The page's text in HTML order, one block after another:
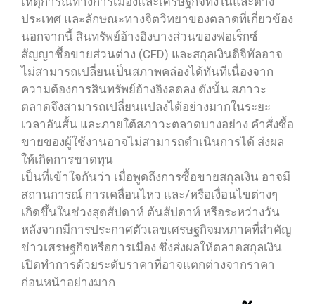
ประเทศ และลักษณะทางจิตวิทยาของตลาดที่เกี่ยวข้อง
นอกจากนี้ สินทรัพย์อ้างอิงบางส่วนของฟอเร็กซ์
สัญญาซื้อขายส่วนต่าง (CFD) และสกุลเงินดิจิทัลอาจ
ไม่สามารถเปลี่ยนเป็นสภาพคล่องได้ทันทีเนื่องจาก
ความต้องการสินทรัพย์อ้างอิงลดลง ดังนั้น สภาวะ
ตลาดจึงสามารถเปลี่ยนแปลงได้อย่างมากในระยะ
เวลาอันสั้น และภายใต้สภาวะตลาดบางอย่าง คำสั่งซื้อ
ขายของผู้ใช้งานอาจไม่สามารถดำเนินการได้ ส่งผล
ให้เกิดการขาดทุน
เป็นที่เข้าใจกันว่า เมื่อพูดถึงการซื้อขายสกุลเงิน อาจมี
สถานการณ์ การเคลื่อนไหว และ/หรือเงื่อนไขต่างๆ
เกิดขึ้นในช่วงสุดสัปดาห์ ต้นสัปดาห์ หรือระหว่างวัน
หลังจากมีการประกาศตัวเลขเศรษฐกิจมหภาคที่สำคัญ
ข่าวเศรษฐกิจหรือการเมือง ซึ่งส่งผลให้ตลาดสกุลเงิน
เปิดทำการด้วยระดับราคาที่อาจแตกต่างจากราคา
ก่อนหน้าอย่างมาก